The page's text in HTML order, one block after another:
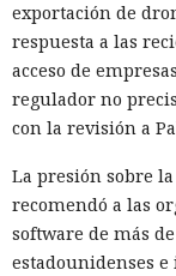
exportación de
respuesta a las
acceso de
regulador no
con la revisión a
La presión sobre
recomendó a las
software de más
estadounidenses